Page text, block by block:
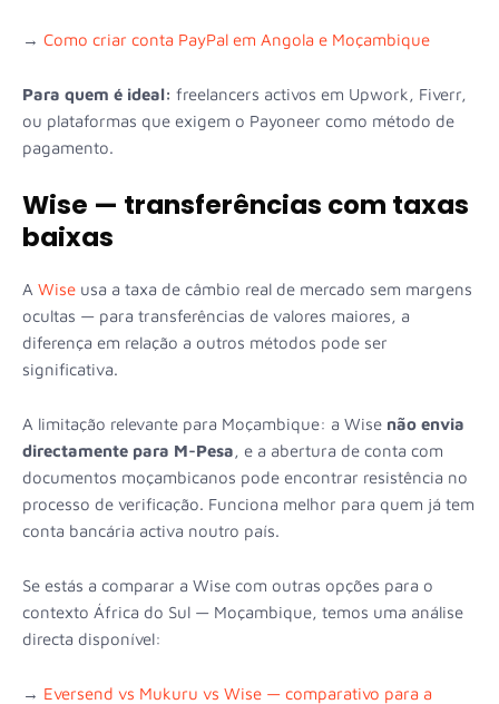
→ Como criar conta PayPal em Angola e Moçambique
Para quem é ideal: freelancers activos em Upwork, Fiverr,
ou plataformas que exigem o Payoneer como método de
pagamento.
Wise — transferências com taxas
baixas
A Wise usa a taxa de câmbio real de mercado sem margens
ocultas — para transferências de valores maiores, a
diferença em relação a outros métodos pode ser
significativa.
A limitação relevante para Moçambique: a Wise não envia
directamente para M-Pesa, e a abertura de conta com
documentos moçambicanos pode encontrar resistência no
processo de verificação. Funciona melhor para quem já tem
conta bancária activa noutro país.
Se estás a comparar a Wise com outras opções para o
contexto África do Sul — Moçambique, temos uma análise
directa disponível:
→ Eversend vs Mukuru vs Wise — comparativo para a